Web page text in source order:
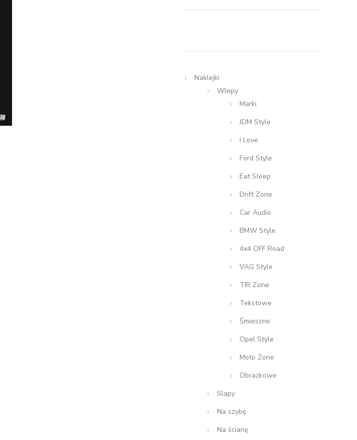
Naklejki
Wlepy
Marki
JDM Style
I Love
Ford Style
Eat Sleep
Drift Zone
Car Audio
BMW Style
4x4 OFF Road
VAG Style
TIR Zone
Tekstowe
Śmieszne
Opel Style
Moto Zone
Obrazkowe
Slapy
Na szybę
Na ścianę